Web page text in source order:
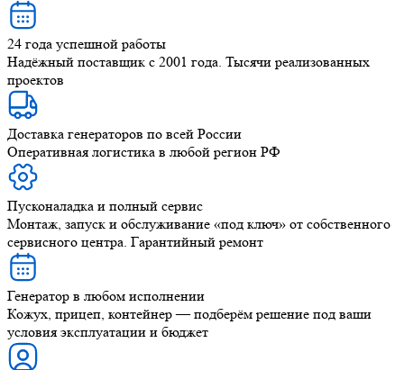
24 года успешной работы
Надёжный поставщик с 2001 года. Тысячи реализованных
проектов
Доставка генераторов по всей России
Оперативная логистика в любой регион РФ
Пусконаладка и полный сервис
Монтаж, запуск и обслуживание «под ключ» от собственного
сервисного центра. Гарантийный ремонт
Генератор в любом исполнении
Кожух, прицеп, контейнер — подберём решение под ваши
условия эксплуатации и бюджет